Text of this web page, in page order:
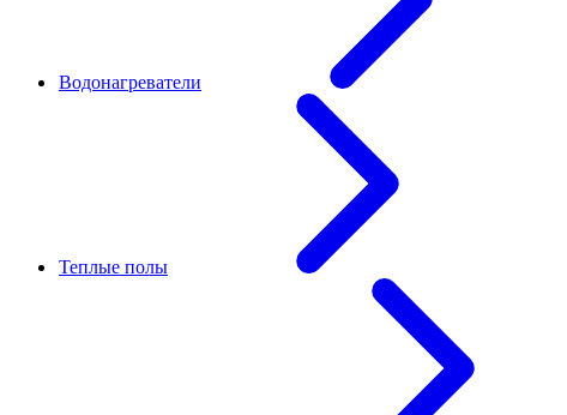
Водонагреватели
Теплые полы